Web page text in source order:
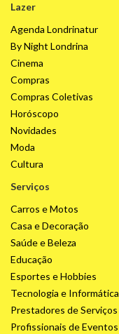
Lazer
Agenda Londrinatur
By Night Londrina
Cinema
Compras
Compras Coletivas
Horóscopo
Novidades
Moda
Cultura
Serviços
Carros e Motos
Casa e Decoração
Saúde e Beleza
Educação
Esportes e Hobbies
Tecnologia e Informática
Prestadores de Serviços
Profissionais de Eventos